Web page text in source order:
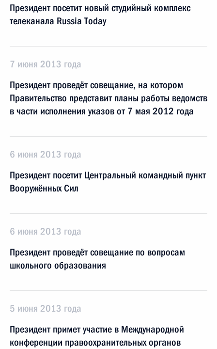
Президент посетит новый студийный комплекс
телеканала Russia Today
7 июня 2013 года
Президент проведёт совещание, на котором
Правительство представит планы работы ведомств
в части исполнения указов от 7 мая 2012 года
6 июня 2013 года
Президент посетит Центральный командный пункт
Вооружённых Сил
6 июня 2013 года
Президент проведёт совещание по вопросам
школьного образования
5 июня 2013 года
Президент примет участие в Международной
конференции правоохранительных органов